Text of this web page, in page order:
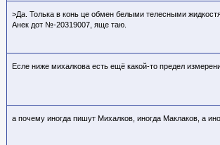
>Да. Толька в конь це обмен белыми телесными
Анек дот №-20319007, яще таю.
Есле ниже михалкова есть ещё какой-то предел
а почему иногда пишут Михалков, иногда Маклаков, а